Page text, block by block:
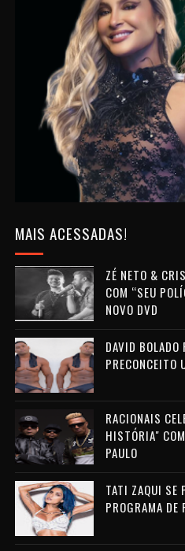
MAIS ACESSADAS!
ZÉ NETO &
COM “SEU
NOVO DVD
DAVID BOLADO
PRECONCEITO
RACIONAIS
HISTÓRIA"
PAULO
TATI ZAQUI SE
PROGRAMA DE